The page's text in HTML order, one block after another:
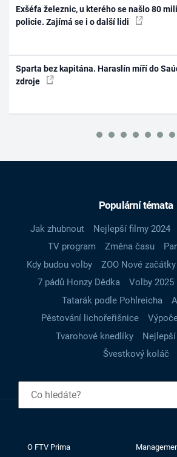
Exšéfa železnic, u kterého se našlo 80
policie. Zajímá se i o další lidi
Sparta bez kapitána. Haraslín míří do
zdroje
Populární témata
Jak zhubnout Nejlepší filmy 2024
TV program
Změna času
Kdy budou volby
ZOO Nové začátky
7 pádů Honzy Dědka
Volby 2025
Tatarák podle Pohlreicha
Pěstování lichořeřišnice
Tvarohové knedlíky
Švestkový koláč
O FTV Prima